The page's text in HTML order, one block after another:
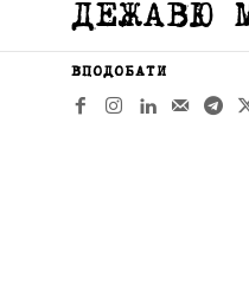
ДЕЖАВЮ
ВПОДОБАТИ